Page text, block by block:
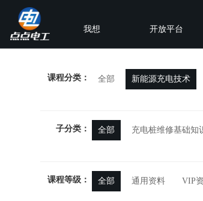
我想 开放平台
课程分类： 全部 新能源充电技术
子分类： 全部 充电桩维修基础知
课程等级： 全部 通用资料 VIP